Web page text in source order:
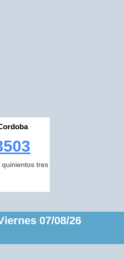
quinientos tres
07/08/26